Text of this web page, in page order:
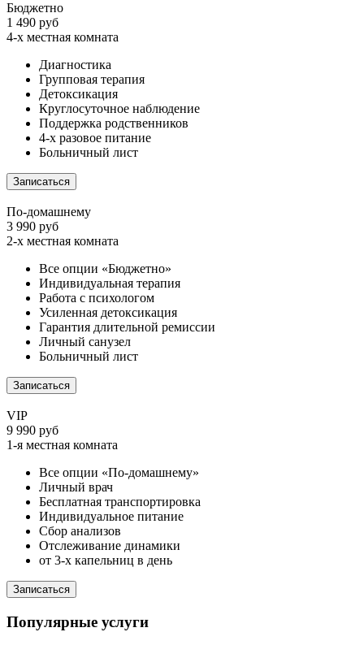
Бюджетно
1 490 руб
4-х местная комната
Диагностика
Групповая терапия
Детоксикация
Круглосуточное наблюдение
Поддержка родственников
4-х разовое питание
Больничный лист
Записаться
По-домашнему
3 990 руб
2-х местная комната
Все опции «Бюджетно»
Индивидуальная терапия
Работа с психологом
Усиленная детоксикация
Гарантия длительной ремиссии
Личный санузел
Больничный лист
Записаться
VIP
9 990 руб
1-я местная комната
Все опции «По-домашнему»
Личный врач
Бесплатная транспортировка
Индивидуальное питание
Сбор анализов
Отслеживание динамики
от 3-х капельниц в день
Записаться
Популярные услуги